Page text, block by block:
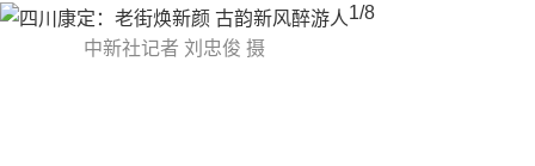
中新社记者 刘忠俊 摄
1/8